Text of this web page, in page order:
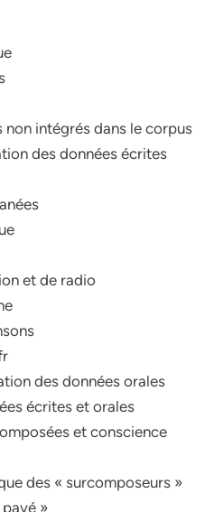
non intégrés dans le corpus
des données écrites
et de radio
des données orales
écrites et orales
et conscience
des « surcomposeurs »
payé »